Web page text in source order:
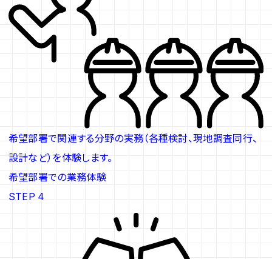
希望部署で関連する分野の実務（各種検討、現地調査同行、
設計など）を体験します。
希望部署での業務体験
STEP 4